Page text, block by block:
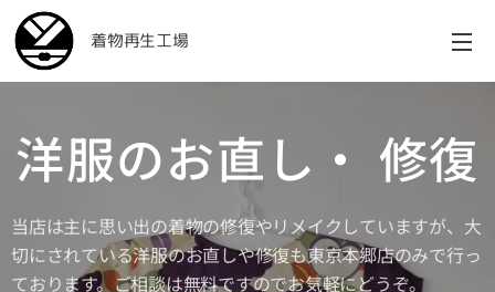
着物再生工場
洋服のお直し・ 修復
当店は主に思い出の着物の修復やリメイクしていますが、大
切にされている洋服のお直しや修復も東京本郷店のみで行っ
ております。ご相談は無料ですのでお気軽にどうぞ。